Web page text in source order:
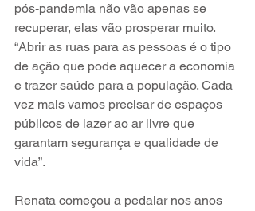
pós-pandemia não vão apenas se
recuperar, elas vão prosperar muito.
“Abrir as ruas para as pessoas é o tipo
de ação que pode aquecer a economia
e trazer saúde para a população. Cada
vez mais vamos precisar de espaços
públicos de lazer ao ar livre que
garantam segurança e qualidade de
vida”.
Renata começou a pedalar nos anos